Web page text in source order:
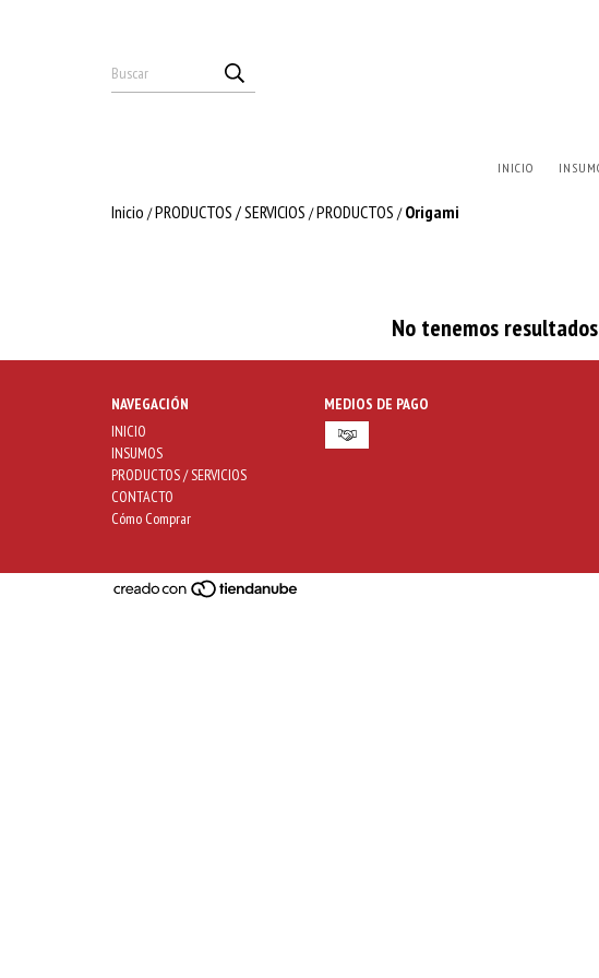
INICIO
Inicio /PRODUCTOS / SERVICIOS /PRODUCTOS / Origami
No tenemos
NAVEGACIÓN
INICIO
INSUMOS
PRODUCTOS / SERVICIOS
CONTACTO
Cómo Comprar
MEDIOS DE PAGO